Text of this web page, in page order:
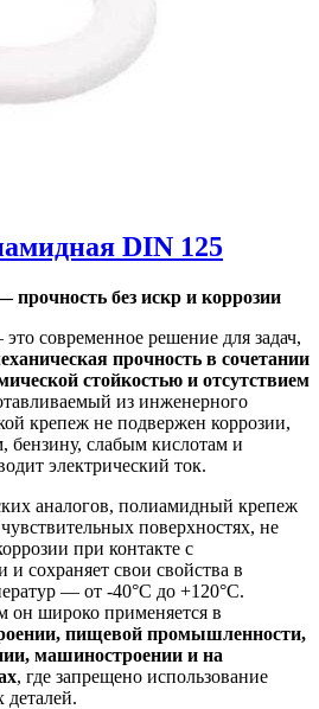
DIN 125
без искр и коррозии
современное решение для задач,
прочность в сочетании
стойкостью и отсутствием
из инженерного
крепеж не подвержен коррозии,
бензину, слабым кислотам и
электрический ток.
аналогов, полиамидный крепеж
поверхностях, не
при контакте с
сохраняет свои свойства в
— от -40°C до +120°C.
он широко применяется в
пищевой промышленности,
машиностроении и на
, где запрещено использование
деталей.